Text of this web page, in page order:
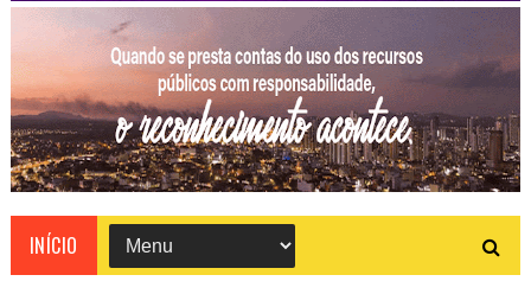
INÍCIO